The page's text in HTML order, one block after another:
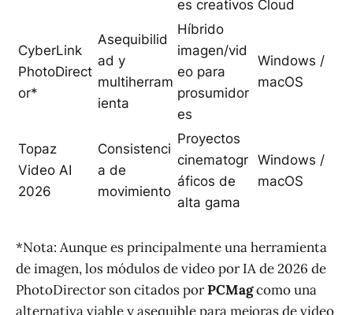
es creativos Cloud
CyberLink
PhotoDirect
or*
Asequibilid
ad y
multiherram
ienta
Híbrido
imagen/vid
eo para
prosumidor
es
Windows /
macOS
Topaz
Video AI
2026
Consistenci
a de
movimiento
Proyectos
cinematogr
áficos de
alta gama
Windows /
macOS
*Nota: Aunque es principalmente una herramienta
de imagen, los módulos de video por IA de 2026 de
PhotoDirector son citados porPCMagcomo una
alternativa viable y asequible para mejoras de video